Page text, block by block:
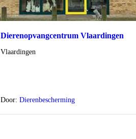
Dierenopvangcentrum Vlaardingen
Locatie
Vlaardingen
Door: Dierenbescherming